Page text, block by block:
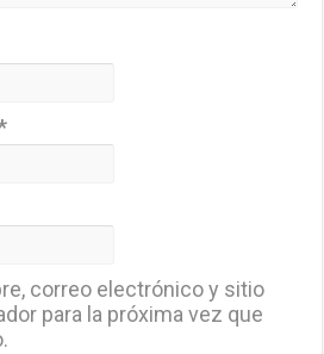
correo electrónico y sitio
para la próxima vez que